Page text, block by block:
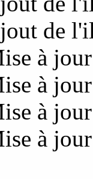
de
à
à
à
à